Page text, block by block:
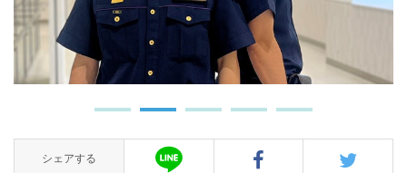
シェアする